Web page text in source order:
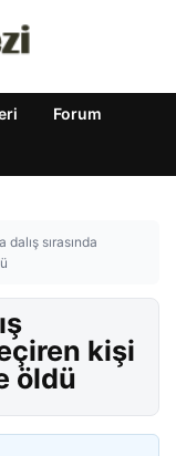
Forum
dalış sırasında
kişi
öldü